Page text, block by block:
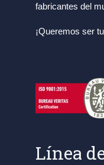
fabricantes del
¡Queremos ser
Línea